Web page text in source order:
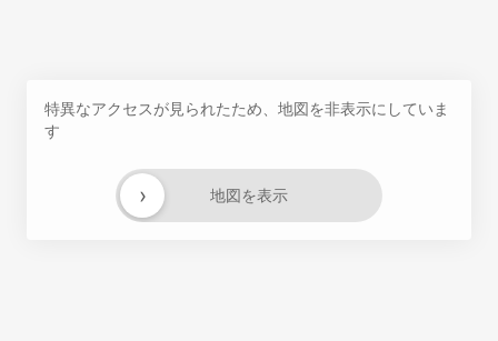
特異なアクセスが見られたため、地図を非表示にしていま
す
地図を表示
›